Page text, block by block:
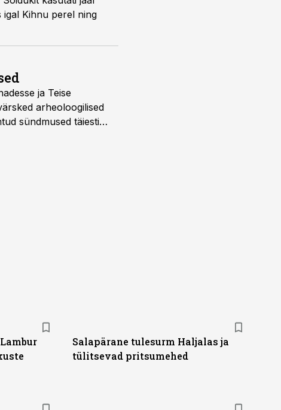
igal Kihnu perel ning
ja Teise
arheoloogilised
sündmused täiesti
Salapärane tulesurm Haljalas ja
tülitsevad pritsumehed